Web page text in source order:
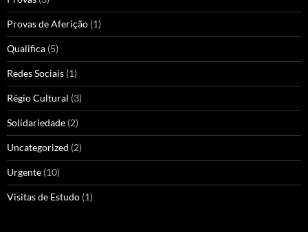
Provas de Aferição (1)
Qualifica (5)
Redes Sociais (1)
Régio Cultural (3)
Solidariedade (2)
Uncategorized (2)
Urgente (10)
Visitas de Estudo (1)